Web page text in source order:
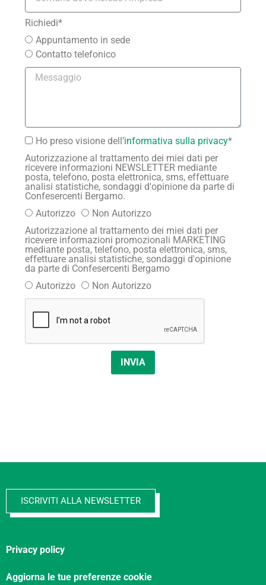
Richiedi*
Appuntamento in sede
Contatto telefonico
Ho preso visione dell’informativa sulla privacy*
Autorizzazione al trattamento dei miei dati per
ricevere informazioni NEWSLETTER mediante
posta, telefono, posta elettronica, sms, effettuare
analisi statistiche, sondaggi d'opinione da parte di
Confesercenti Bergamo.
Autorizzo
Non Autorizzo
Autorizzazione al trattamento dei miei dati per
ricevere informazioni promozionali MARKETING
mediante posta, telefono, posta elettronica, sms,
effettuare analisi statistiche, sondaggi d'opinione
da parte di Confesercenti Bergamo
Autorizzo
Non Autorizzo
INVIA
ISCRIVITI ALLA NEWSLETTER
Privacy policy
Aggiorna le tue preferenze cookie